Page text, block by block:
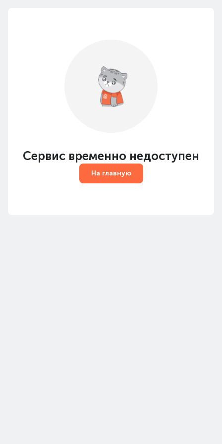
Сервис временно недоступен
На главную